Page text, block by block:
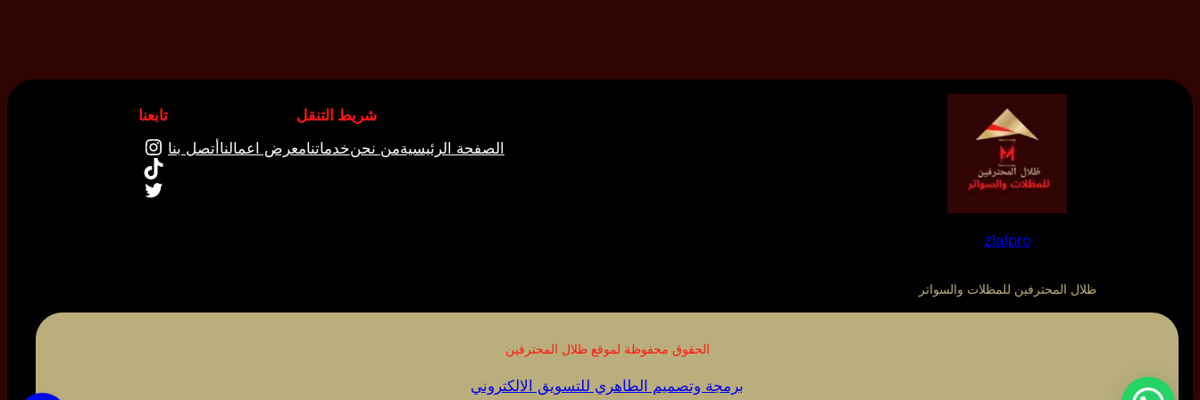
zlalpro
ظلال المحترفين للمظلات والسواتر
شريط التنقل
الصفحة الرئيسيةمن نحنخدماتنامعرض اعمالنا أتصل بنا
تابعنا
إنستجرام
تيك توك
تويتر
الحقوق محفوظة لموقع ظلال المحترفين
برمجة وتصميم الطاهري للتسويق الالكتروني